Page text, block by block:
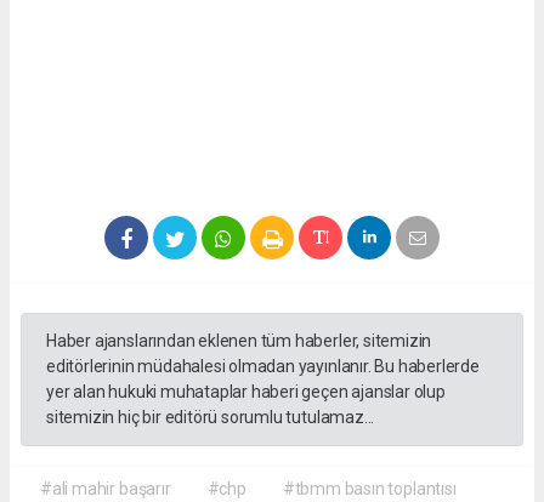
Haber ajanslarından eklenen tüm haberler, sitemizin
editörlerinin müdahalesi olmadan yayınlanır. Bu haberlerde
yer alan hukuki muhataplar haberi geçen ajanslar olup
sitemizin hiç bir editörü sorumlu tutulamaz...
#ali mahir başarır #chp
#tbmm basın toplantısı